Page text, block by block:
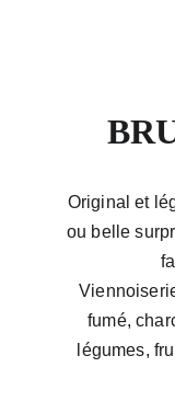
Original et
ou belle
fumé,
légumes,